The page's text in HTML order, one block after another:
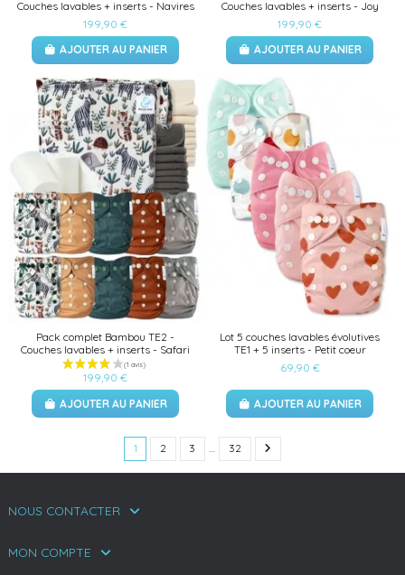
Couches lavables + inserts - Navires
199,90 €
AJOUTER AU PANIER
Couches lavables + inserts - Joy
199,90 €
AJOUTER AU PANIER
Pack complet Bambou TE2 -
Couches lavables + inserts - Safari
199,90 €
AJOUTER AU PANIER
Lot 5 couches lavables évolutives
TE1 + 5 inserts - Petit coeur
69,90 €
AJOUTER AU PANIER
1 2 3 … 32
NOUS CONTACTER
MON COMPTE